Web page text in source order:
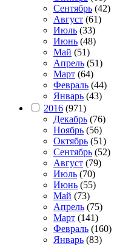
Сентябрь (42)
Август (61)
Июль (33)
Июнь (48)
Май (51)
Апрель (51)
Март (64)
Февраль (44)
Январь (43)
2016 (971)
Декабрь (76)
Ноябрь (56)
Октябрь (51)
Сентябрь (52)
Август (79)
Июль (70)
Июнь (55)
Май (73)
Апрель (75)
Март (141)
Февраль (160)
Январь (83)